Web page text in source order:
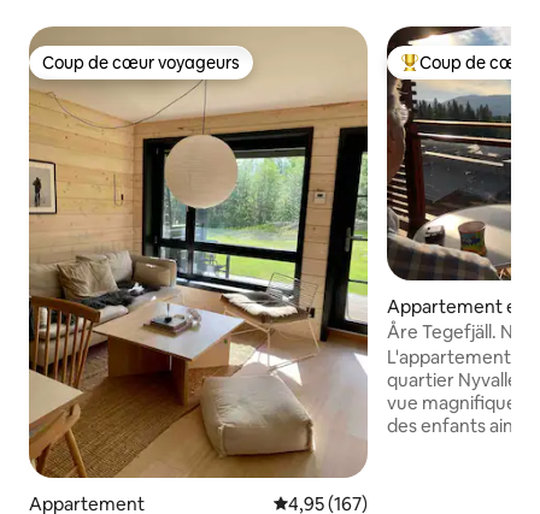
Coup de cœur voyageurs
Coup de cœur voyageurs
Appartement Évaluation moyenne sur la
4,95 (167)
Coups de cœur
Coup de cœur
Appartement en
Åre Tegefjäll. Nyvallen 3 chambres,
sauna
L'appartement
quartier Nyvallen
vue magnifique à
des enfants ainsi